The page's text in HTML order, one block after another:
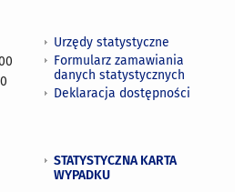
Urzędy statystyczne
Formularz zamawiania
danych statystycznych
Deklaracja dostępności
STATYSTYCZNA KARTA
WYPADKU